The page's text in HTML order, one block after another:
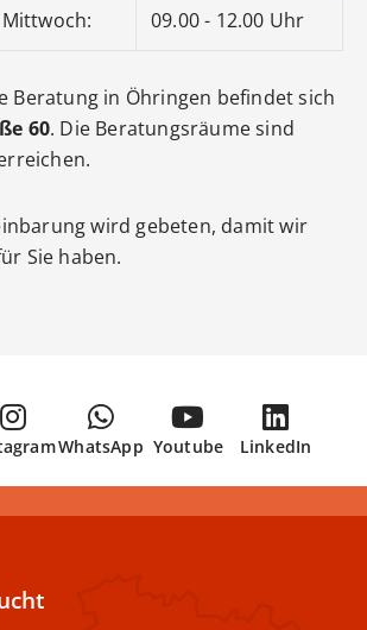
09.00 - 12.00 Uhr
Beratung in Öhringen befindet sich
60. Die Beratungsräume sind
wird gebeten, damit wir
Sie haben.
WhatsApp Youtube LinkedIn